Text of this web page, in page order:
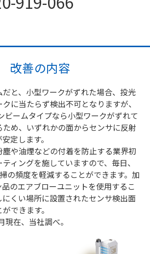
改善の内容
と、小型ワークがずれた場合、投光
に当たらず検出不可となりますが、
ビームタイプなら小型ワークがずれて
め、いずれかの面からセンサに反射
定します。
塵や油煙などの付着を防止する業界初
ティングを施していますので、毎日、
の頻度を軽減することができます。加
のエアブローユニットを使用するこ
にくい場所に設置されたセンサ検出面
できます。
現在、当社調べ。